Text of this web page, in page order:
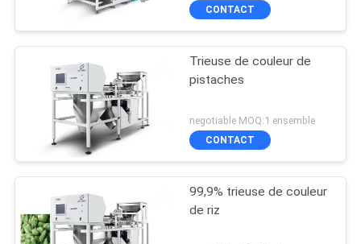
CONTACT
Trieuse de couleur de
pistaches
negotiable MOQ:1 ensemble
CONTACT
99,9% trieuse de couleur
de riz